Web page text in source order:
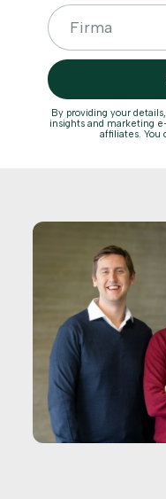
By providing your
insights and marketing
affiliates. You